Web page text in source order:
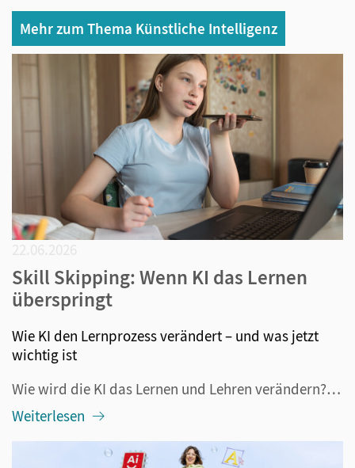
Mehr zum Thema Künstliche Intelligenz
Skill Skipping: Wenn KI das Lernen
überspringt
Wie KI den Lernprozess verändert – und was jetzt
wichtig ist
Wie wird die KI das Lernen und Lehren verändern? Diese Frage beschäftigt alle im Bildungsbereich Tätigen seit mehr als drei Jahren, nämlich seitdem ChatGPT veröffentlicht wurde. Längst ist klar: Die generative KI ist nicht mehr aus dem Alltag – also auch nicht aus der Schule – wegzudenken. Darüber h...
Weiterlesen